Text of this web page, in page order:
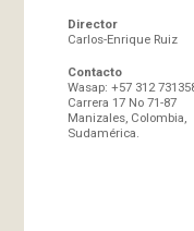
Director
Carlos-Enrique Ruiz
Contacto
Wasap: +57 312
Carrera 17 No 71-87
Manizales, Colombia,
Sudamérica.